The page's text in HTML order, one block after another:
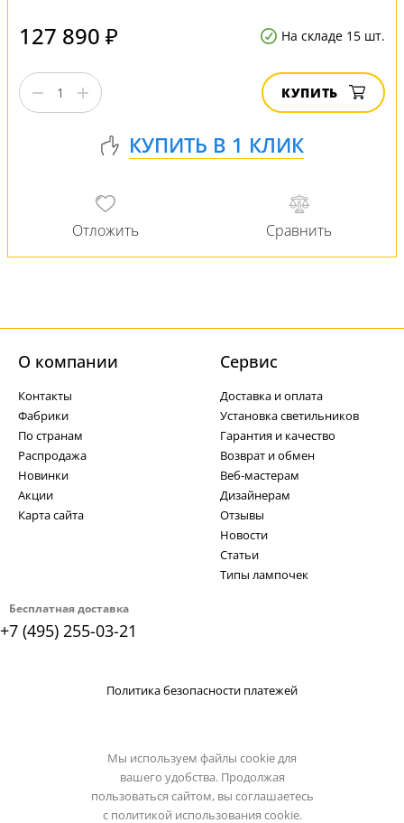
127 890 ₽ На складе 15 шт.
КУПИТЬ
Бесплатная доставка
+7 (495) 255-03-21
О компании
Контакты
Фабрики
По странам
Распродажа
Новинки
Акции
Карта сайта
Cервис
Доставка и оплата
Установка светильников
Гарантия и качество
Возврат и обмен
Веб-мастерам
Дизайнерам
Отзывы
Новости
Статьи
Типы лампочек
Политика безопасности платежей
Мы используем файлы cookie для
вашего удобства. Продолжая
пользоваться сайтом, вы соглашаетесь
с политикой использования cookie.